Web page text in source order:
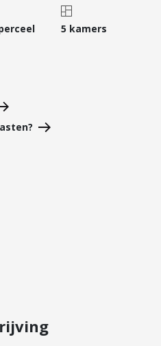
5 kamers